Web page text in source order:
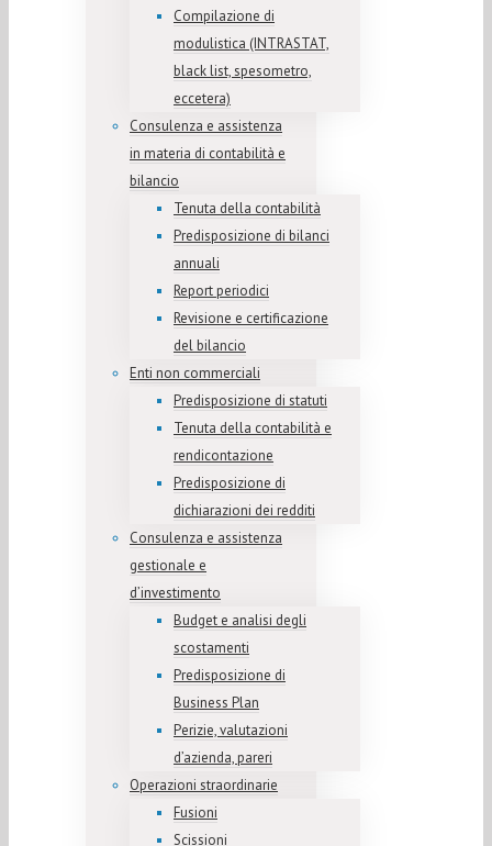
Compilazione di
modulistica (INTRASTAT,
black list, spesometro,
eccetera)
Consulenza e assistenza
in materia di contabilità e
bilancio
Tenuta della contabilità
Predisposizione di bilanci
annuali
Report periodici
Revisione e certificazione
del bilancio
Enti non commerciali
Predisposizione di statuti
Tenuta della contabilità e
rendicontazione
Predisposizione di
dichiarazioni dei redditi
Consulenza e assistenza
gestionale e
d’investimento
Budget e analisi degli
scostamenti
Predisposizione di
Business Plan
Perizie, valutazioni
d’azienda, pareri
Operazioni straordinarie
Fusioni
Scissioni